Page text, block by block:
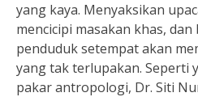
yang kaya. Menyaksikan
mencicipi masakan khas,
penduduk setempat akan
yang tak terlupakan. Seperti
pakar antropologi, Dr. Siti